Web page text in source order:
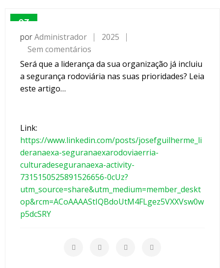
03
JUN
porAdministrador
2025
Sem comentários
m
A
ç
a
c
Será que a liderança da sua organização já incluiu
a segurança rodoviária nas suas prioridades? Leia
este artigo…
Link:
https://www.linkedin.com/posts/josefguilherme_li
deranaexa-seguranaexarodoviaerria-
culturadeseguranaexa-activity-
7315150525891526656-0cUz?
utm_source=share&utm_medium=member_deskt
op&rcm=ACoAAAAStIQBdoUtM4FLgez5VXXVsw0w
p5dcSRY